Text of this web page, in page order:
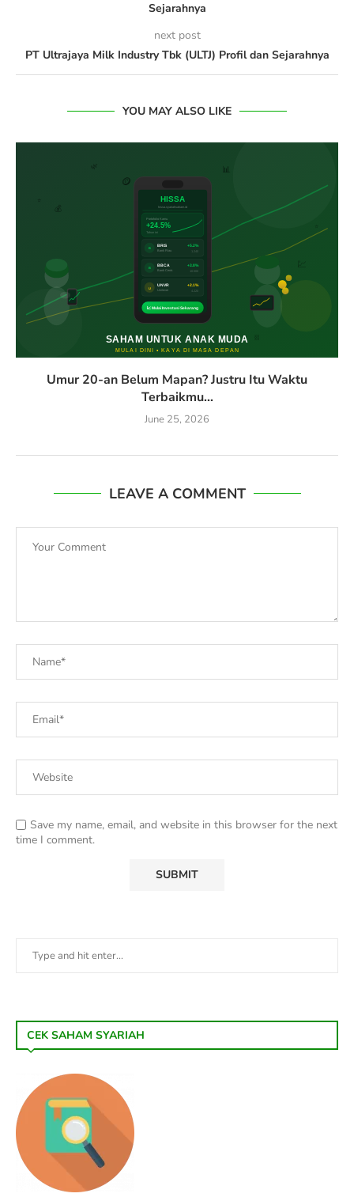
Sejarahnya
next post
PT Ultrajaya Milk Industry Tbk (ULTJ) Profil dan Sejarahnya
YOU MAY ALSO LIKE
Umur 20-an Belum Mapan? Justru Itu Waktu
Terbaikmu...
June 25, 2026
LEAVE A COMMENT
Save my name, email, and website in this browser for the next
time I comment.
CEK SAHAM SYARIAH